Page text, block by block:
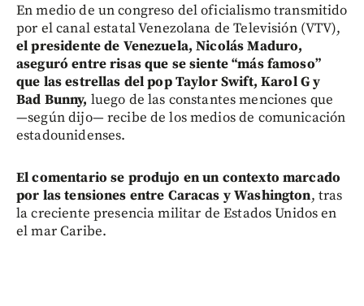
En medio de un congreso del oficialismo transmitido
por el canal estatal Venezolana de Televisión (VTV),
el presidente de Venezuela, Nicolás Maduro,
aseguró entre risas que se siente “más famoso”
que las estrellas del pop Taylor Swift, Karol G y
Bad Bunny, luego de las constantes menciones que
—según dijo— recibe de los medios de comunicación
estadounidenses.
El comentario se produjo en un contexto marcado
por las tensiones entre Caracas y Washington, tras
la creciente presencia militar de Estados Unidos en
el mar Caribe.